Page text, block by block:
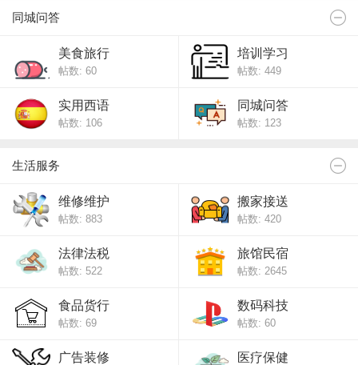
同城问答
美食旅行
帖数: 60
培训学习
帖数: 449
实用西语
帖数: 106
同城问答
帖数: 123
生活服务
维修维护
帖数: 883
搬家接送
帖数: 420
法律法税
帖数: 522
旅馆民宿
帖数: 2645
食品货行
帖数: 69
数码科技
帖数: 60
广告装修 医疗保健